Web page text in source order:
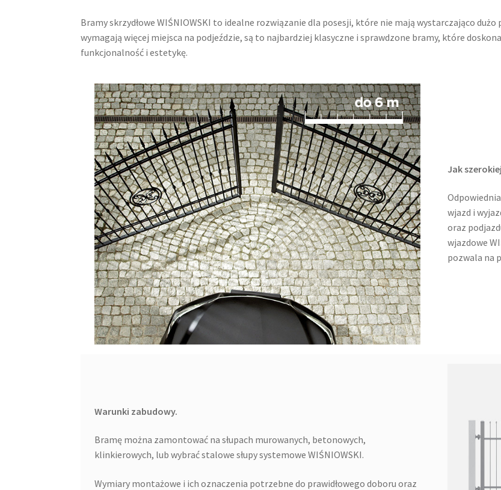
Bramy skrzydłowe WIŚNIOWSKI to idealne rozwiązanie dla posesji, które nie mają wystarczająco
wymagają więcej miejsca na podjeździe, są to najbardziej klasyczne i sprawdzone bramy, które
funkcjonalność i estetykę.
Jak
wjazd i
oraz
wjazdowe
pozwala na
Warunki zabudowy.
Bramę można zamontować na słupach murowanych, betonowych,
klinkierowych, lub wybrać stalowe słupy systemowe WIŚNIOWSKI.
Wymiary montażowe i ich oznaczenia potrzebne do prawidłowego doboru oraz